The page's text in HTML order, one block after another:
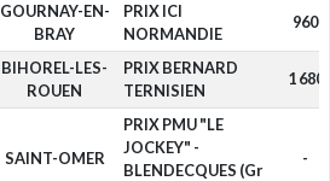
GOURNAY-EN-
BRAY
PRIX ICI
NORMANDIE
960
BIHOREL-LES-
ROUEN
PRIX BERNARD
TERNISIEN
1 680
SAINT-OMER
PRIX PMU "LE
JOCKEY" -
BLENDECQUES (Gr
-